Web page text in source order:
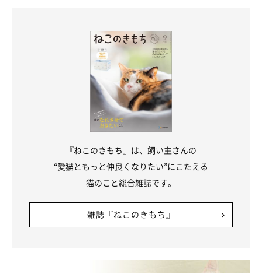
『ねこのきもち』は、飼い主さんの
“愛猫ともっと仲良くなりたい”にこたえる
猫のこと総合雑誌です。
雑誌『ねこのきもち』